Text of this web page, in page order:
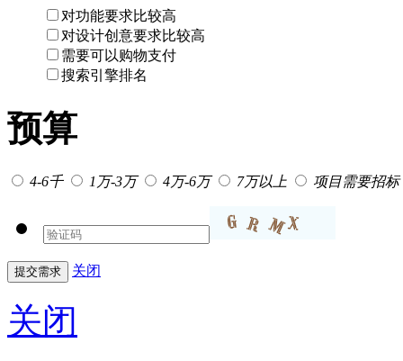
对功能要求比较高
对设计创意要求比较高
需要可以购物支付
搜索引擎排名
预算
4-6千 1万-3万 4万-6万 7万以上 项目需要招标
关闭
关闭